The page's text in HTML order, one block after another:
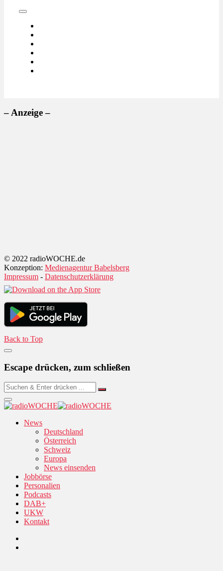
– Anzeige –
© 2022 radioWOCHE.de
Konzeption: Medienagentur Babelsberg
Impressum - Datenschutzerklärung
Back to Top
Escape drücken, zum schließen
News
Deutschland
Österreich
Schweiz
Europa
News einsenden
Jobbörse
Personalien
Podcasts
DAB+
UKW
Kontakt